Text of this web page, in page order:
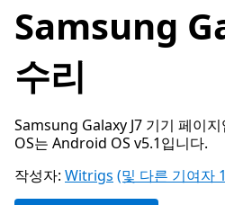
Samsung
수리
Samsung Galaxy J7 기기 페이
OS는 Android OS v5.1입니다.
작성자: Witrigs (및 다른 기여자